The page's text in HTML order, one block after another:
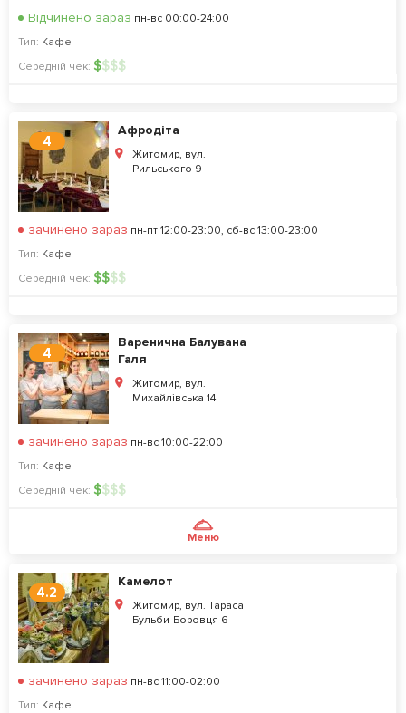
Відчинено зараз пн-вс 00:00-24:00
Тип: Кафе
Середній чек: $$$$
4
Афродіта
Житомир, вул.
Рильського 9
зачинено зараз пн-пт 12:00-23:00, сб-вс 13:00-23:00
Тип: Кафе
Середній чек: $$$$
4
Варенична Балувана
Галя
Житомир, вул.
Михайлівська 14
зачинено зараз пн-вс 10:00-22:00
Тип: Кафе
Середній чек: $$$$
Меню
4.2
Камелот
Житомир, вул. Тараса
Бульби-Боровця 6
зачинено зараз пн-вс 11:00-02:00
Тип: Кафе